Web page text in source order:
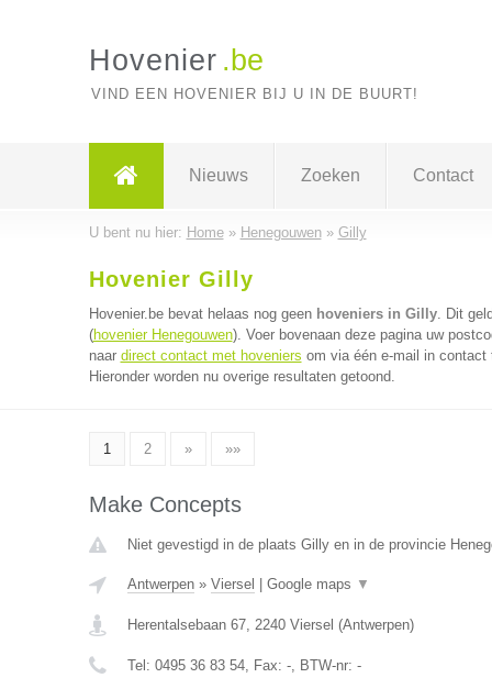
Hovenier .be
VIND EEN HOVENIER BIJ U IN DE BUURT!
Nieuws Zoeken Contact
U bent nu hier: Home» Henegouwen» Gilly
Hovenier Gilly
Hovenier.be bevat helaas nog geen hoveniers in Gilly. Dit
(hovenier Henegouwen). Voer bovenaan deze pagina uw
naar direct contact met hoveniers om via één e-mail in
Hieronder worden nu overige resultaten getoond.
1 2 » »»
Make Concepts
Niet gevestigd in de plaats Gilly en in de provincie
Antwerpen» Viersel Google maps ▼
Herentalsebaan 67, 2240 Viersel (Antwerpen)
Tel: 0495 36 83 54, Fax: -, BTW-nr: -